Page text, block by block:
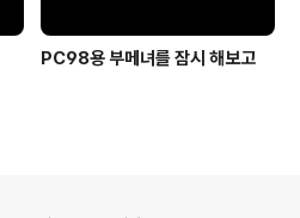
PC98용 부메녀를 잠시 해보고